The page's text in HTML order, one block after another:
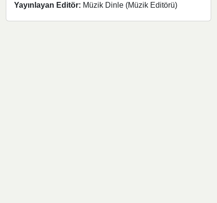
Yayınlayan Editör: Müzik Dinle (Müzik Editörü)